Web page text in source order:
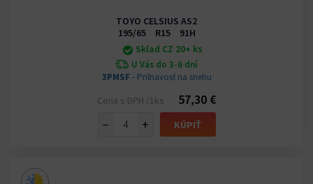
TOYO CELSIUS AS2
195/65 R15 91H
Sklad CZ 20+ ks
U Vás do 3-6 dní
3PMSF- Priľnavosť na snehu
Cena s DPH /1ks
57,30 €
−
+ KÚPIŤ